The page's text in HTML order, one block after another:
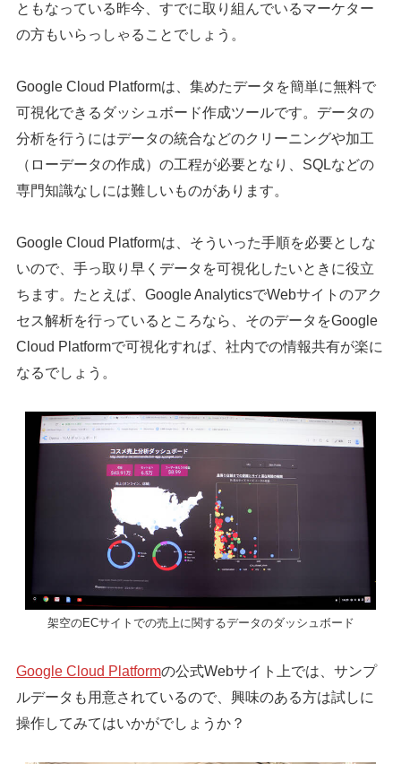
ともなっている昨今、すでに取り組んでいるマーケター
の方もいらっしゃることでしょう。
Google Cloud Platformは、集めたデータを簡単に無料で
可視化できるダッシュボード作成ツールです。データの
分析を行うにはデータの統合などのクリーニングや加工
（ローデータの作成）の工程が必要となり、SQLなどの
専門知識なしには難しいものがあります。
Google Cloud Platformは、そういった手順を必要としな
いので、手っ取り早くデータを可視化したいときに役立
ちます。たとえば、Google AnalyticsでWebサイトのアク
セス解析を行っているところなら、そのデータをGoogle
Cloud Platformで可視化すれば、社内での情報共有が楽に
なるでしょう。
架空のECサイトでの売上に関するデータのダッシュボード
Google Cloud Platformの公式Webサイト上では、サンプ
ルデータも用意されているので、興味のある方は試しに
操作してみてはいかがでしょうか？